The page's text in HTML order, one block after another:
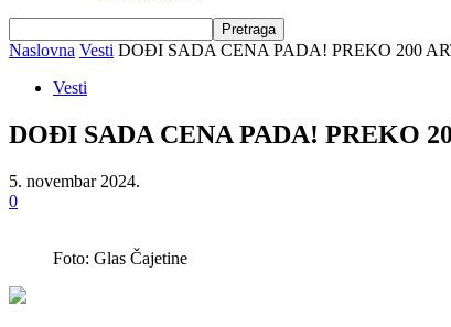
Naslovna Vesti DOĐI SADA CENA PADA! PREKO 200
Vesti
DOĐI SADA CENA PADA! PREKO
5. novembar 2024.
0
Foto: Glas Čajetine